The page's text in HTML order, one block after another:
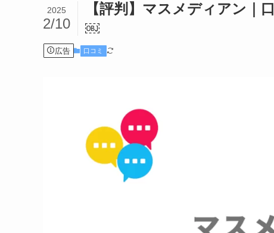
【評判】マスメディアン｜
￼
2025
2/10
広告 口コミ